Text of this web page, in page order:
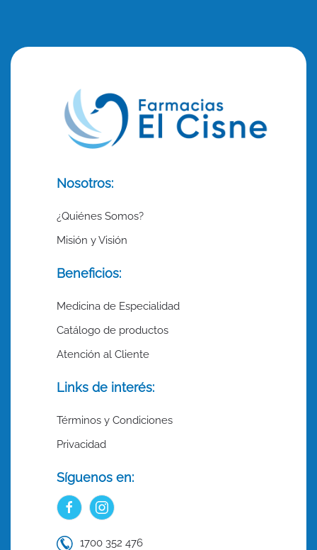
Nosotros:
¿Quiénes Somos?
Misión y Visión
Beneficios:
Medicina de Especialidad
Catálogo de productos
Atención al Cliente
Links de interés:
Términos y Condiciones
Privacidad
Síguenos en:
1700 352 476